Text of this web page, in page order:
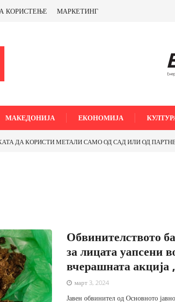
КОРИСТЕЊЕ МАРКЕТИНГ
МАКЕДОНИЈА ЕКОНОМИЈА
ДА КОРИСТИ МЕТАЛИ САМО ОД САД ИЛИ ОД
Обвинителството
за лицата уапсени
вчерашната акција
март 3, 2024
Јавен обвинител од Основното